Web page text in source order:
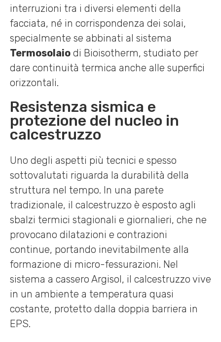
interruzioni tra i diversi elementi della
facciata, né in corrispondenza dei solai,
specialmente se abbinati al sistema
Termosolaio di Bioisotherm, studiato per
dare continuità termica anche alle superfici
orizzontali.
Resistenza sismica e
protezione del nucleo in
calcestruzzo
Uno degli aspetti più tecnici e spesso
sottovalutati riguarda la durabilità della
struttura nel tempo. In una parete
tradizionale, il calcestruzzo è esposto agli
sbalzi termici stagionali e giornalieri, che ne
provocano dilatazioni e contrazioni
continue, portando inevitabilmente alla
formazione di micro-fessurazioni. Nel
sistema a cassero Argisol, il calcestruzzo vive
in un ambiente a temperatura quasi
costante, protetto dalla doppia barriera in
EPS.